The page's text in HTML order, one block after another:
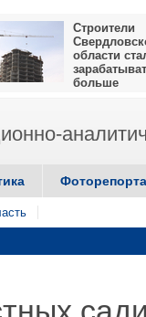
Строители
области
больше